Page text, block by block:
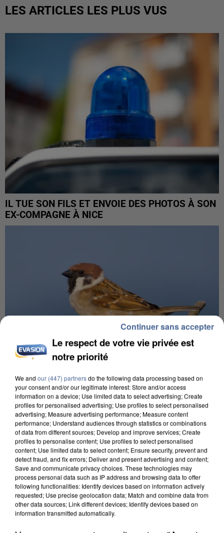
LES ARTICLES LES PLUS VUS
IL TUE SON FILS ET ENVOIE DES PHOTOS À SON
EX-COMPAGNE À NICE
APRÈS TOUTES CES CANICULES, LES REFUGES
DE FAUNE SAUVAGE SONT...
Le respect de votre vie privée est
notre priorité
We and our (447) partnersdo the following data processing based on
your consent and/or our legitimate interest: Store and/or access
information on a device; Use limited data to select advertising; Create
profiles for personalised advertising; Use profiles to select personalised
advertising; Measure advertising performance; Measure content
performance; Understand audiences through statistics or combinations
of data from different sources; Develop and improve services; Create
profiles to personalise content; Use profiles to select personalised
content; Use limited data to select content; Ensure security, prevent and
detect fraud, and fix errors; Deliver and present advertising and content;
Save and communicate privacy choices. These technologies may
process personal data such as IP address and browsing data to offer
following functionalities: Identify devices based on information actively
requested; Use precise geolocation data; Match and combine data from
other data sources; Link different devices; Identify devices based on
information transmitted automatically.
Continuer sans accepter